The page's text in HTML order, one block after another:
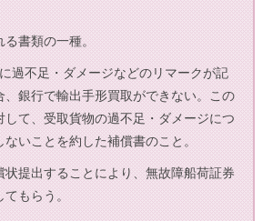
書類の一種。
過不足・ダメージなどのリマークが記
、銀行で輸出手形買取ができない。この
して、受取貨物の過不足・ダメージにつ
いことを約した補償書のこと。
状提出することにより、無故障船荷証券
もらう。